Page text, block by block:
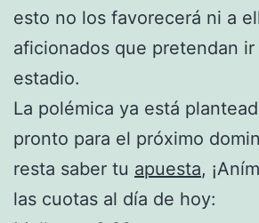
esto no los favorecerá ni a
aficionados que pretendan
estadio.
La polémica ya está
pronto para el próximo
resta saber tu apuesta,
las cuotas al día de hoy: